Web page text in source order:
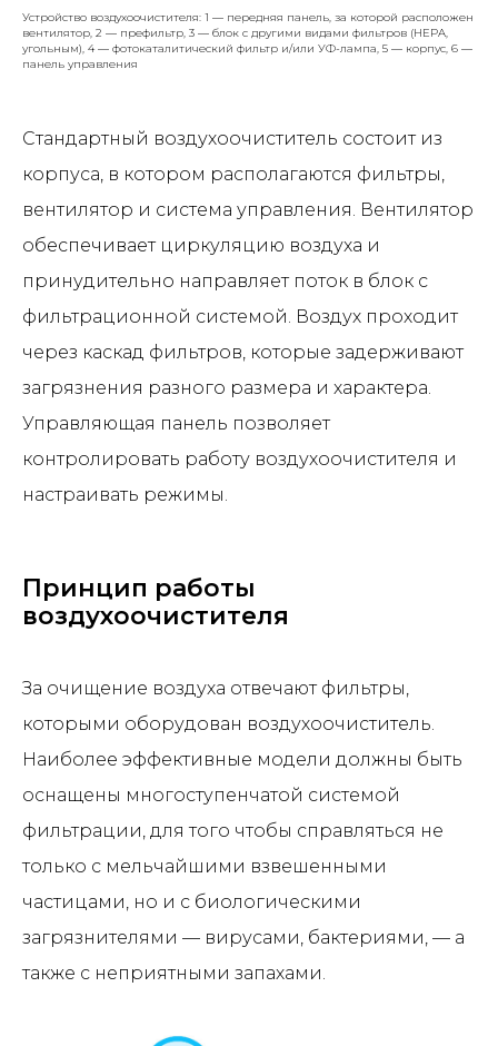
Устройство воздухоочистителя: 1 — передняя панель, за которой расположен
вентилятор, 2 — префильтр, 3 — блок с другими видами фильтров (HEPA,
угольным), 4 — фотокаталитический фильтр и/или УФ-лампа, 5 — корпус, 6 —
панель управления
Стандартный воздухоочиститель состоит из
корпуса, в котором располагаются фильтры,
вентилятор и система управления. Вентилятор
обеспечивает циркуляцию воздуха и
принудительно направляет поток в блок с
фильтрационной системой. Воздух проходит
через каскад фильтров, которые задерживают
загрязнения разного размера и характера.
Управляющая панель позволяет
контролировать работу воздухоочистителя и
настраивать режимы.
Принцип работы
воздухоочистителя
За очищение воздуха отвечают фильтры,
которыми оборудован воздухоочиститель.
Наиболее эффективные модели должны быть
оснащены многоступенчатой системой
фильтрации, для того чтобы справляться не
только с мельчайшими взвешенными
частицами, но и с биологическими
загрязнителями — вирусами, бактериями, — а
также с неприятными запахами.